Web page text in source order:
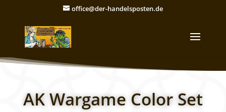
office@der-handelsposten.de
AK Wargame Color Set